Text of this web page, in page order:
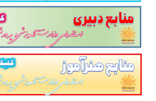
آموزان سراسر کشور در این سامانه ثبت می